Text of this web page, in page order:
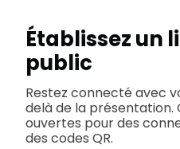
Établissez un
public
Restez connecté avec
delà de la présentation.
ouvertes pour des
des codes QR.